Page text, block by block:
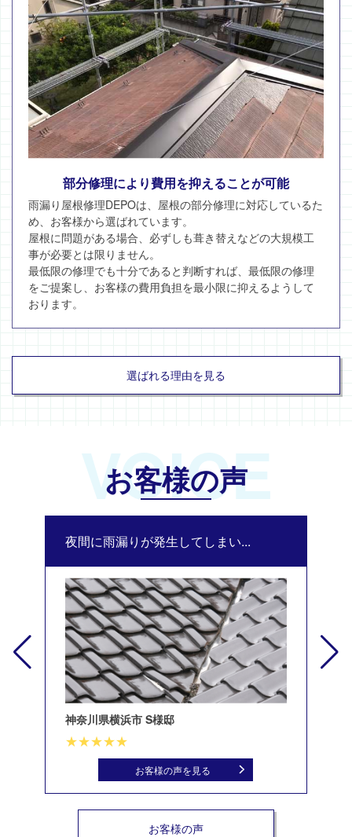
部分修理により費用を抑えることが可能
雨漏り屋根修理DEPOは、屋根の部分修理に対応しているた
め、お客様から選ばれています。
屋根に問題がある場合、必ずしも葺き替えなどの大規模工
事が必要とは限りません。
最低限の修理でも十分であると判断すれば、最低限の修理
をご提案し、お客様の費用負担を最小限に抑えるようして
おります。
選ばれる理由を見る
VOICE
お客様の声
夜間に雨漏りが発生してしまい...
神奈川県横浜市 S様邸
お客様の声を見る
お客様の声